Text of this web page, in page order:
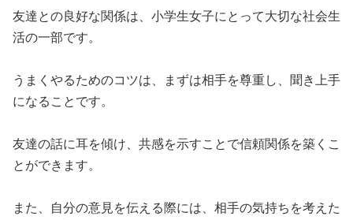
友達との良好な関係は、小学生女子にとって大切な社会生
活の一部です。
うまくやるためのコツは、まずは相手を尊重し、聞き上手
になることです。
友達の話に耳を傾け、共感を示すことで信頼関係を築くこ
とができます。
また、自分の意見を伝える際には、相手の気持ちを考えた